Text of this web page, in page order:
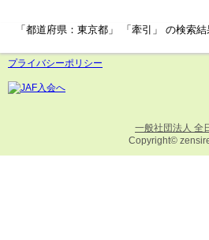
「都道府県：東京都」 「牽引」 の検索
プライバシーポリシー
一般社団法人 全
Copyright©